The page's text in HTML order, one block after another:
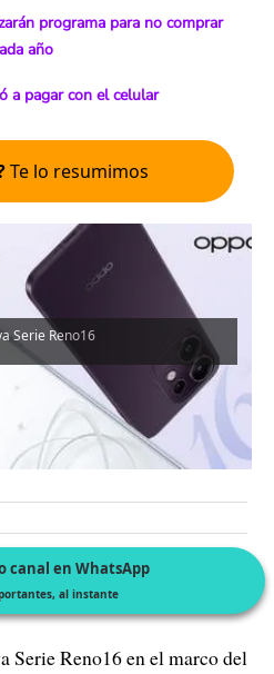
programa para no comprar
año
a pagar con el celular
Te lo resumimos
Serie Reno16
canal en WhatsApp
al instante
Serie Reno16 en el marco del